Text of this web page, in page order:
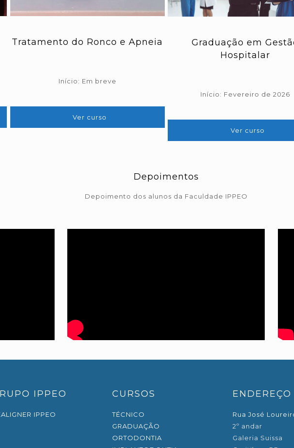
Tratamento do Ronco e Apneia
Início: Em breve
Ver curso
Graduação em
Hospitalar
Início: Fevereiro de 2026
Ver curso
Depoimentos
Depoimento dos alunos da Faculdade IPPEO
IPPEO
IPPEO
CURSOS
TÉCNICO
GRADUAÇÃO
ORTODONTIA
ENDEREÇO
Rua José
2º andar
Galeria Suissa